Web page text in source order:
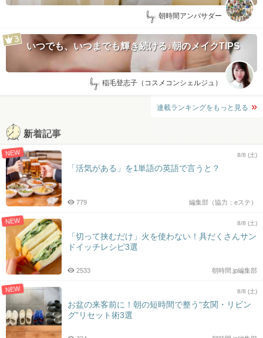
by: 朝時間アンバサダー
いつでも、いつまでも輝き続ける♪朝のメイクTIPS
by: 稲毛登志子（コスメコンシェルジュ）
連載ランキングをもっと見る
新着記事
NEW 8/8 (土)
「活気がある」を1単語の英語で言うと？
編集部（協力：eステ）
779
NEW 8/8 (土)
「切って挟むだけ」火を使わない！具だくさんサン
ドイッチレシピ3選
朝時間.jp編集部
2533
NEW 8/8 (土)
お盆の来客前に！朝の短時間で整う“玄関・リビン
グ”リセット術3選